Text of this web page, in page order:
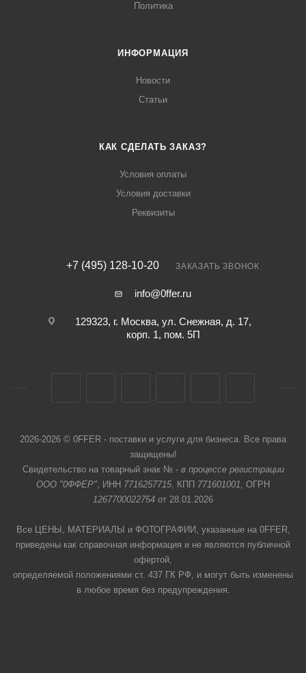
Политика
ИНФОРМАЦИЯ
Новости
Статьи
КАК СДЕЛАТЬ ЗАКАЗ?
Условия оплаты
Условия доставки
Реквизиты
+7 (495) 128-10-20 ЗАКАЗАТЬ ЗВОНОК
info@0ffer.ru
129323, г. Москва, ул. Снежная, д. 17,
корп. 1, пом. 5П
2026-2026 © 0FFER - поставки и услуги для бизнеса. Все права
защищены!
Свидетельство на товарный знак № - в процессе регистрации
ООО "0ФФЕР", ИНН 7716257715, КПП 771601001, ОГРН
1267700022754 от 28.01.2026
Все ЦЕНЫ, МАТЕРИАЛЫ и ФОТОГРАФИИ, указанные на 0FFER,
приведены как справочная информация и не являются публичной
офертой,
определяемой положениями ст. 437 ГК РФ, и могут быть изменены
в любое время без предупреждения.